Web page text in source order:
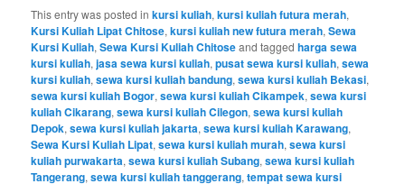
This entry was posted inkursi kuliah,kursi kuliah futura merah,
Kursi Kuliah Lipat Chitose,kursi kuliah new futura merah,Sewa
Kursi Kuliah,Sewa Kursi Kuliah Chitoseand taggedharga sewa
kursi kuliah,jasa sewa kursi kuliah,pusat sewa kursi kuliah,sewa
kursi kuliah,sewa kursi kuliah bandung,sewa kursi kuliah Bekasi,
sewa kursi kuliah Bogor,sewa kursi kuliah Cikampek,sewa kursi
kuliah Cikarang,sewa kursi kuliah Cilegon,sewa kursi kuliah
Depok,sewa kursi kuliah jakarta,sewa kursi kuliah Karawang,
Sewa Kursi Kuliah Lipat,sewa kursi kuliah murah,sewa kursi
kuliah purwakarta,sewa kursi kuliah Subang,sewa kursi kuliah
Tangerang,sewa kursi kuliah tanggerang,tempat sewa kursi